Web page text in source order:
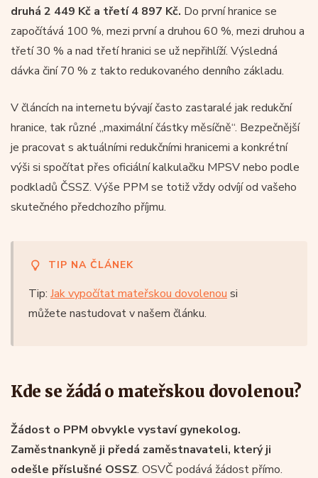
druhá 2 449 Kč a třetí 4 897 Kč. Do první hranice se
započítává 100 %, mezi první a druhou 60 %, mezi druhou a
třetí 30 % a nad třetí hranici se už nepřihlíží. Výsledná
dávka činí 70 % z takto redukovaného denního základu.
V článcích na internetu bývají často zastaralé jak redukční
hranice, tak různé „maximální částky měsíčně“. Bezpečnější
je pracovat s aktuálními redukčními hranicemi a konkrétní
výši si spočítat přes oficiální kalkulačku MPSV nebo podle
podkladů ČSSZ. Výše PPM se totiž vždy odvíjí od vašeho
skutečného předchozího příjmu.
TIP NA ČLÁNEK
Tip: Jak vypočítat mateřskou dovolenou si
můžete nastudovat v našem článku.
Kde se žádá o mateřskou dovolenou?
Žádost o PPM obvykle vystaví gynekolog.
Zaměstnankyně ji předá zaměstnavateli, který ji
odešle příslušné OSSZ. OSVČ podává žádost přímo.